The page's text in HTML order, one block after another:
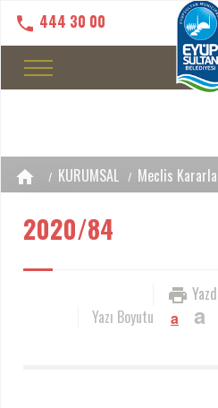
444 30 00
KURUMSAL Meclis
2020/84
Yazı Boyutu
a a